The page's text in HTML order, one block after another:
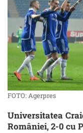
FOTO: Agerpres
Universitatea
României, 2-0 cu